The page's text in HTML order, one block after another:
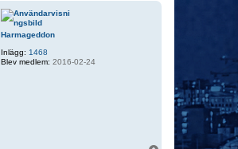
Harmageddon
Inlägg: 1468
Blev medlem: 2016-02-24